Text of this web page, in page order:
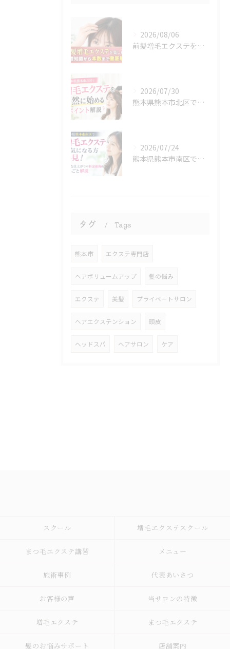
2026/08/06
前髪増毛エクステを楽しもう！基礎知識から本数まで徹底解説
2026/07/30
熊本県熊本市北区で増毛エクステを自然に始めるポイント解説
2026/07/24
熊本県熊本市南区で増毛エクステが気になる方必見！自然な仕上がりや料金相場をまるごと解説
タグ Tags
熊本市 エクステ専門店
ヘアボリュームアップ 髪の悩み
エクステ 美髪 プライベートサロン
ヘアエクステンション 頭皮
ヘッドスパ ヘアサロン ケア
スクール 増毛エクステスクール
まつ毛エクステ講習 メニュー
施術事例 代表あいさつ
お客様の声 当サロンの特徴
増毛エクステ まつ毛エクステ
髪のお悩みサポート 店舗案内